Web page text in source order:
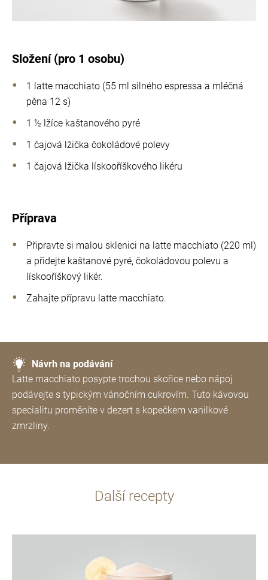
Složení (pro 1 osobu)
1 latte macchiato (55 ml silného espressa a mléčná
pěna 12 s)
1 ½ lžíce kaštanového pyré
1 čajová lžička čokoládové polevy
1 čajová lžička lískooříškového likéru
Příprava
Připravte si malou sklenici na latte macchiato (220 ml)
a přidejte kaštanové pyré, čokoládovou polevu a
lískooříškový likér.
Zahajte přípravu latte macchiato.
Návrh na podávání
Latte macchiato posypte trochou skořice nebo nápoj
podávejte s typickým vánočním cukrovím. Tuto kávovou
specialitu proměníte v dezert s kopečkem vanilkové
zmrzliny.
Další recepty